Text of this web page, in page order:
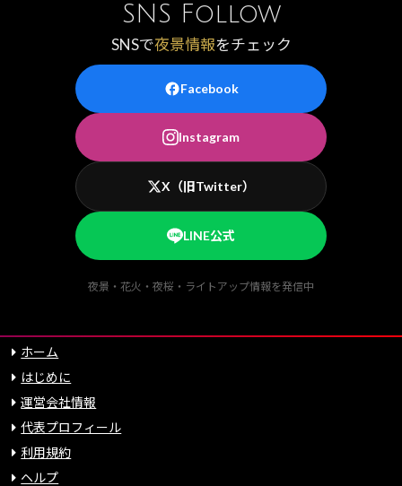
SNS Follow
SNSで夜景情報をチェック
Facebook
Instagram
X（旧Twitter）
LINE公式
夜景・花火・夜桜・ライトアップ情報を発信中
ホーム
はじめに
運営会社情報
代表プロフィール
利用規約
ヘルプ